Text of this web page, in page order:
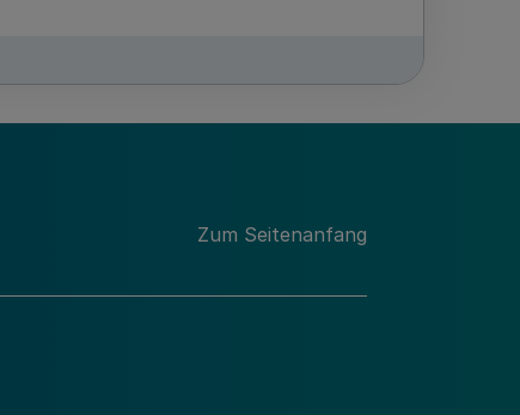
Nordrhein-Westfalen
Zum Seitenanfang